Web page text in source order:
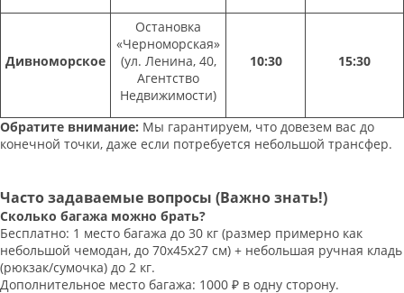
Дивноморское
Остановка
«Черноморская»
(ул. Ленина, 40,
Агентство
Недвижимости)
10:30 15:30
Обратите внимание: Мы гарантируем, что довезем вас до
конечной точки, даже если потребуется небольшой трансфер.
Часто задаваемые вопросы (Важно знать!)
Сколько багажа можно брать?
Бесплатно: 1 место багажа до 30 кг (размер примерно как
небольшой чемодан, до 70х45х27 см) + небольшая ручная кладь
(рюкзак/сумочка) до 2 кг.
Дополнительное место багажа: 1000 ₽ в одну сторону.